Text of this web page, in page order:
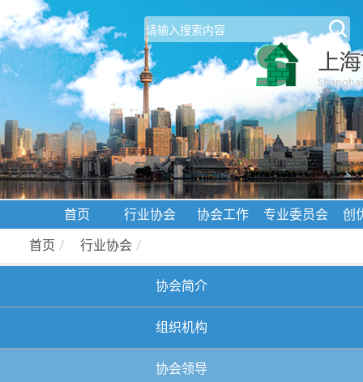
首页 行业协会 协会工作 专业委员会
创
首页 / 行业协会 /
协会简介
组织机构
协会领导